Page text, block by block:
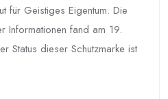
für Geistiges Eigentum. Die
Informationen fand am 19.
Status dieser Schutzmarke ist